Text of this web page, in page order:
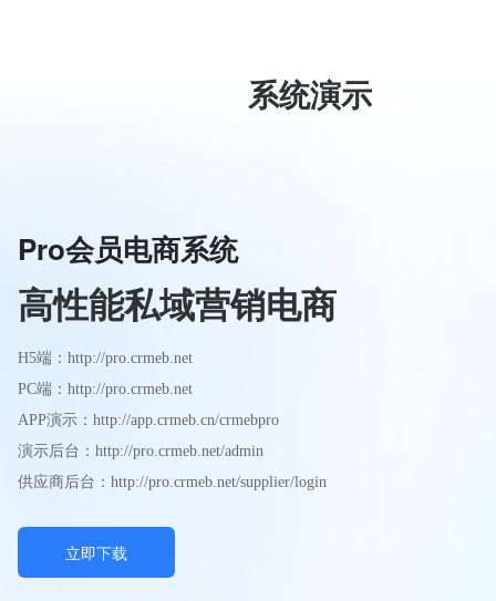
系统演示
Pro会员电商系统
高性能私域营销电商
H5端： http://pro.crmeb.net
PC端： http://pro.crmeb.net
APP演示： http://app.crmeb.cn/crmebpro
演示后台： http://pro.crmeb.net/admin
供应商后台： http://pro.crmeb.net/supplier/login
立即下载